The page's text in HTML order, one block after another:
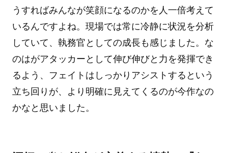
うすればみんなが笑顔になるのかを人一倍考えて
いるんですよね。現場では常に冷静に状況を分析
していて、執務官としての成長も感じました。な
のはがアタッカーとして伸び伸びと力を発揮でき
るよう、フェイトはしっかりアシストするという
立ち回りが、より明確に見えてくるのが今作なの
かなと思いました。